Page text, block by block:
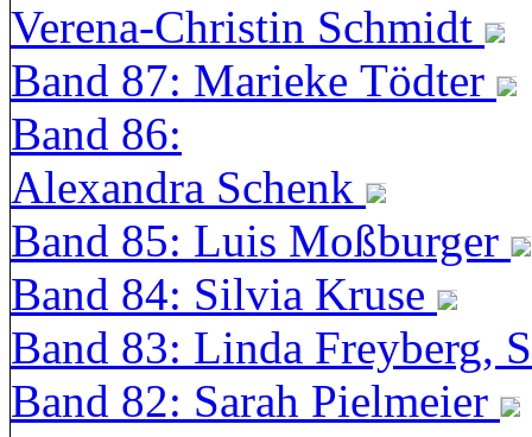
Verena-Christin Schmidt
Band 87: Marieke Tödter
Band 86:
Alexandra Schenk
Band 85: Luis Moßburger
Band 84: Silvia Kruse
Band 83: Linda Freyberg,
Band 82: Sarah Pielmeier